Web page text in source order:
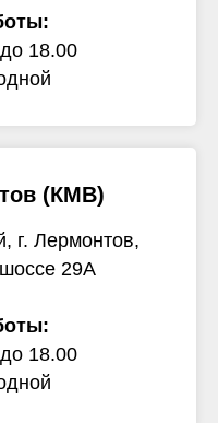
18.00
(КМВ)
г. Лермонтов,
29А
18.00